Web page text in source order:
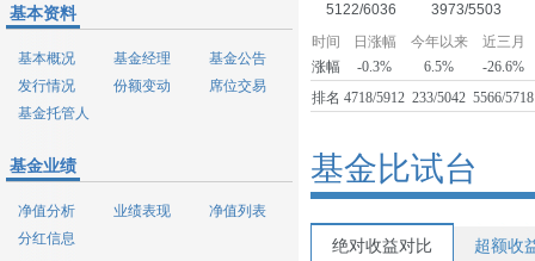
基本资料
基本概况 基金经理
基金公告
发行情况
份额变动
席位交易
基金托管人
基金业绩
净值分析 业绩表现
净值列表
分红信息
5122/6036
3973/5503
时间
日涨幅 今年以来
近三月
涨幅
-0.3% 6.5%
-26.6%
排名 4718/5912 233/5042 5566/5718
基金比试台
绝对收益对比 超额收